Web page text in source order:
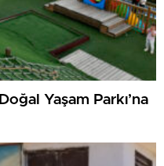
Yaşam Parkı’na